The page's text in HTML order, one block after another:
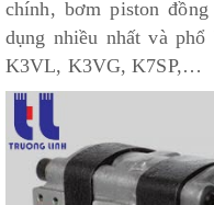
chính, bơm piston
dụng nhiều nhất và
K3VL, K3VG, K7SP,…